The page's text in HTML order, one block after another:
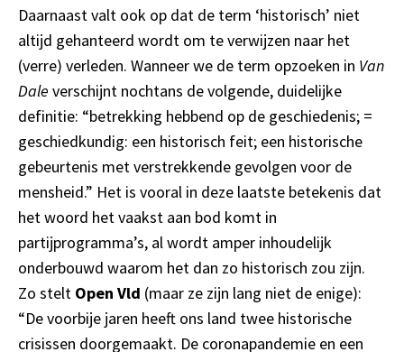
Daarnaast valt ook op dat de term ‘historisch’ niet
altijd gehanteerd wordt om te verwijzen naar het
(verre) verleden. Wanneer we de term opzoeken in Van
Dale verschijnt nochtans de volgende, duidelijke
definitie: “betrekking hebbend op de geschiedenis; =
geschiedkundig: een historisch feit; een historische
gebeurtenis met verstrekkende gevolgen voor de
mensheid.” Het is vooral in deze laatste betekenis dat
het woord het vaakst aan bod komt in
partijprogramma’s, al wordt amper inhoudelijk
onderbouwd waarom het dan zo historisch zou zijn.
Zo stelt Open Vld (maar ze zijn lang niet de enige):
“De voorbije jaren heeft ons land twee historische
crisissen doorgemaakt. De coronapandemie en een